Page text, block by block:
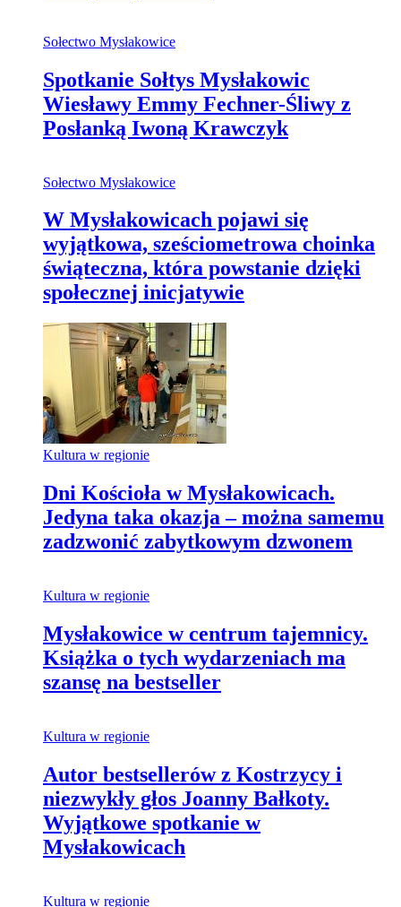
Sołectwo Mysłakowice
Spotkanie Sołtys Mysłakowic
Wiesławy Emmy Fechner-Śliwy z
Posłanką Iwoną Krawczyk
Sołectwo Mysłakowice
W Mysłakowicach pojawi się
wyjątkowa, sześciometrowa choinka
świąteczna, która powstanie dzięki
społecznej inicjatywie
Kultura w regionie
Dni Kościoła w Mysłakowicach.
Jedyna taka okazja – można samemu
zadzwonić zabytkowym dzwonem
Kultura w regionie
Mysłakowice w centrum tajemnicy.
Książka o tych wydarzeniach ma
szansę na bestseller
Kultura w regionie
Autor bestsellerów z Kostrzycy i
niezwykły głos Joanny Bałkoty.
Wyjątkowe spotkanie w
Mysłakowicach
Kultura w regionie